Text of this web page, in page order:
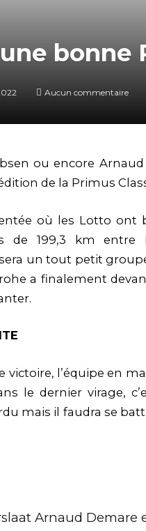
bonne
Aucun commentaire
ou encore
de la Primus
où les Lotto ont
de 199,3 km entre
un tout petit
a finalement
victoire, l’équipe en
le dernier virage,
mais il faudra se
Arnaud Demare